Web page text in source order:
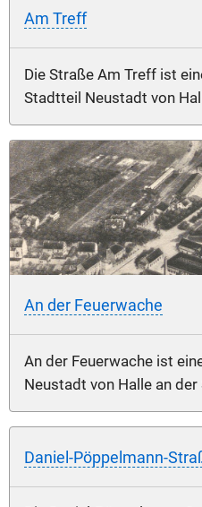
Am Treff
Die Straße Am Treff ist
Stadtteil Neustadt von
An der Feuerwache
An der Feuerwache ist
Neustadt von Halle an der
Daniel-Pöppelmann-